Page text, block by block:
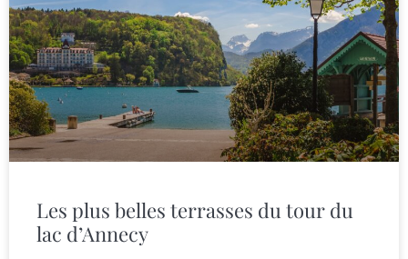
Les plus belles terrasses du tour du
lac d’Annecy